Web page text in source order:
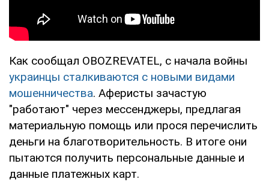
Как сообщал OBOZREVATEL, с начала войны
украинцы сталкиваются с новыми видами
мошенничества. Аферисты зачастую
"работают" через мессенджеры, предлагая
материальную помощь или прося перечислить
деньги на благотворительность. В итоге они
пытаются получить персональные данные и
данные платежных карт.